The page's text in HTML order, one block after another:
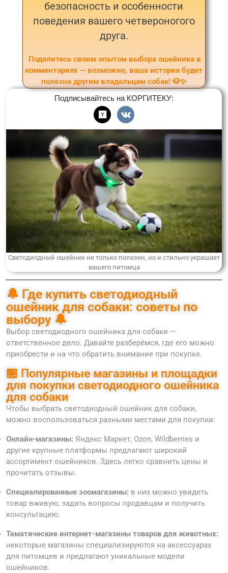
безопасность и особенности
поведения вашего четвероногого
друга.
Поделитесь своим опытом выбора ошейника в
комментариях — возможно, ваша история будет
полезна другим владельцам собак! 🐶✨
Подписывайтесь на КОРГИТЕКУ:
Светодиодный ошейник не только полезен, но и стильно украшает
вашего питомца
🔔 Где купить светодиодный
ошейник для собаки: советы по
выбору 🔔
Выбор светодиодного ошейника для собаки —
ответственное дело. Давайте разберёмся, где его можно
приобрести и на что обратить внимание при покупке.
🏪 Популярные магазины и площадки
для покупки светодиодного ошейника
для собаки
Чтобы выбрать светодиодный ошейник для собаки,
можно воспользоваться разными местами для покупки:
Онлайн-магазины: Яндекс Маркет, Ozon, Wildberries и
другие крупные платформы предлагают широкий
ассортимент ошейников. Здесь легко сравнить цены и
прочитать отзывы.
Специалированные зоомагазины: в них можно увидеть
товар вживую, задать вопросы продавцам и получить
консультацию.
Тематические интернет-магазины товаров для животных:
некоторые магазины специализируются на аксессуарах
для питомцев и предлагают уникальные модели
ошейников.